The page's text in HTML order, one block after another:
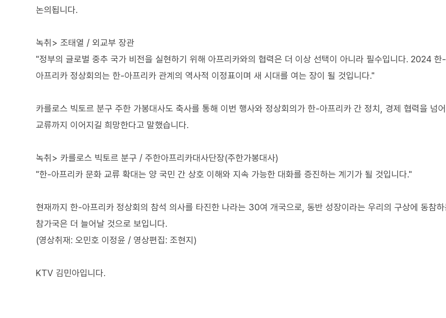
논의됩니다.
녹취> 조태열 / 외교부 장관
"정부의 글로벌 중추 국가 비전을 실현하기 위해 아프리카와의 협력은 더 이상 선택이 아니라 필수입니다. 2024 한-
아프리카 정상회의는 한-아프리카 관계의 역사적 이정표이며 새 시대를 여는 장이 될 것입니다."
카를로스 빅토르 분구 주한 가봉대사도 축사를 통해 이번 행사와 정상회의가 한-아프리카 간 정치, 경제 협력을 넘
교류까지 이어지길 희망한다고 말했습니다.
녹취> 카를로스 빅토르 분구 / 주한아프리카대사단장(주한가봉대사)
"한-아프리카 문화 교류 확대는 양 국민 간 상호 이해와 지속 가능한 대화를 증진하는 계기가 될 것입니다."
현재까지 한-아프리카 정상회의 참석 의사를 타진한 나라는 30여 개국으로, 동반 성장이라는 우리의 구상에 동참
참가국은 더 늘어날 것으로 보입니다.
(영상취재: 오민호 이정윤 / 영상편집: 조현지)
KTV 김민아입니다.